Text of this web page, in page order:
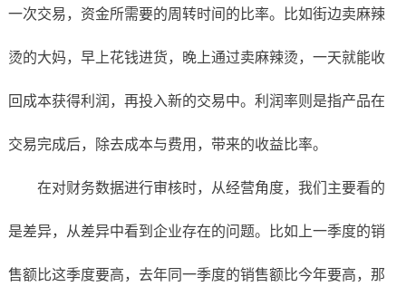
一次交易，资金所需要的周转时间的比率。比如街边卖麻辣
烫的大妈，早上花钱进货，晚上通过卖麻辣烫，一天就能收
回成本获得利润，再投入新的交易中。利润率则是指产品在
交易完成后，除去成本与费用，带来的收益比率。
在对财务数据进行审核时，从经营角度，我们主要看的
是差异，从差异中看到企业存在的问题。比如上一季度的销
售额比这季度要高，去年同一季度的销售额比今年要高，那